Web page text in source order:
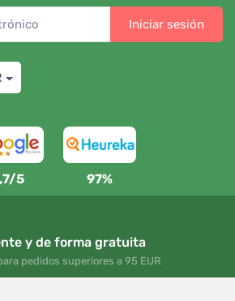
Iniciar sesión
5 97%
y de forma gratuita
pedidos superiores a 95 EUR
gratuitos